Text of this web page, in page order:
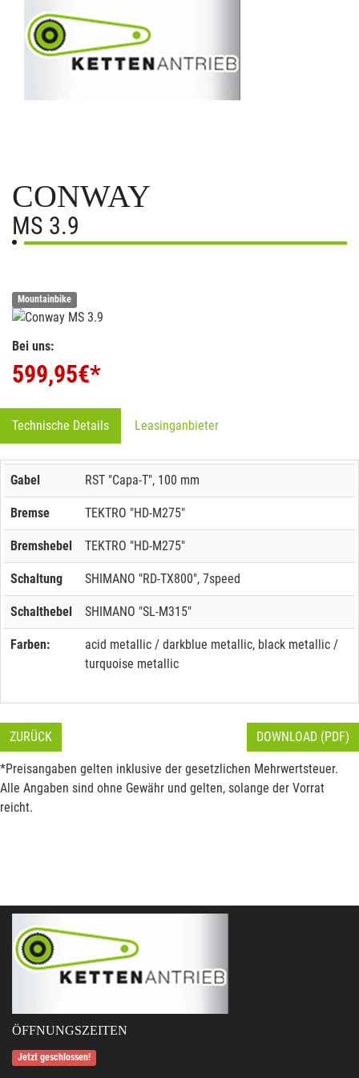
CONWAY
MS 3.9
Mountainbike
Bei uns:
599,95€*
Technische Details Leasinganbieter
Gabel RST "Capa-T", 100 mm
Bremse TEKTRO "HD-M275"
Bremshebel TEKTRO "HD-M275"
Schaltung SHIMANO "RD-TX800", 7speed
Schalthebel SHIMANO "SL-M315"
Farben:
acid metallic / darkblue metallic, black metallic /
turquoise metallic
ZURÜCK DOWNLOAD (PDF)
*Preisangaben gelten inklusive der gesetzlichen Mehrwertsteuer.
Alle Angaben sind ohne Gewähr und gelten, solange der Vorrat
reicht.
ÖFFNUNGSZEITEN
Jetzt geschlossen!